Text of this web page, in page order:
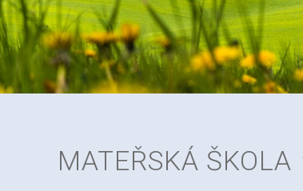
MATEŘSKÁ ŠKOLA